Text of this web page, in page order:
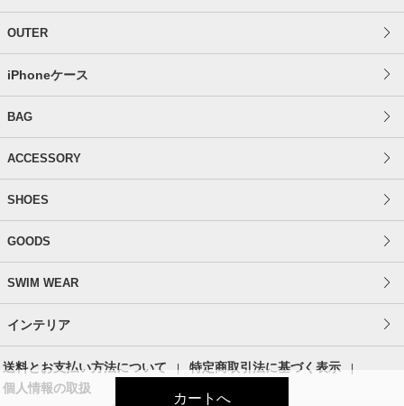
カートへ
OUTER
iPhoneケース
BAG
ACCESSORY
SHOES
GOODS
SWIM WEAR
インテリア
送料とお支払い方法について
特定商取引法に基づく表示
個人情報の取扱